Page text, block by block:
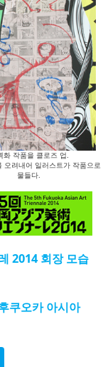
화 작품을 클로즈 업.
오려내어 일러스트가 작품으로
물들다.
2014 회장 모습
쿠오카 아시아